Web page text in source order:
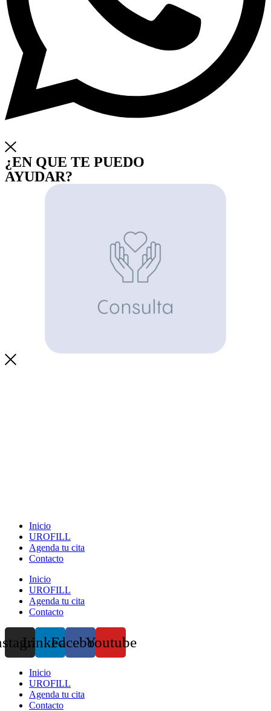
¿EN QUE TE PUEDO
AYUDAR?
Inicio
UROFILL
Agenda tu cita
Contacto
Inicio
UROFILL
Agenda tu cita
Contacto
LinkedinFacebookYoutube
Inicio
UROFILL
Agenda tu cita
Contacto